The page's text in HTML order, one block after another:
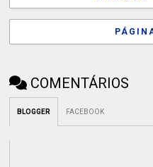
COMENTÁRIOS
BLOGGER FACEBOOK